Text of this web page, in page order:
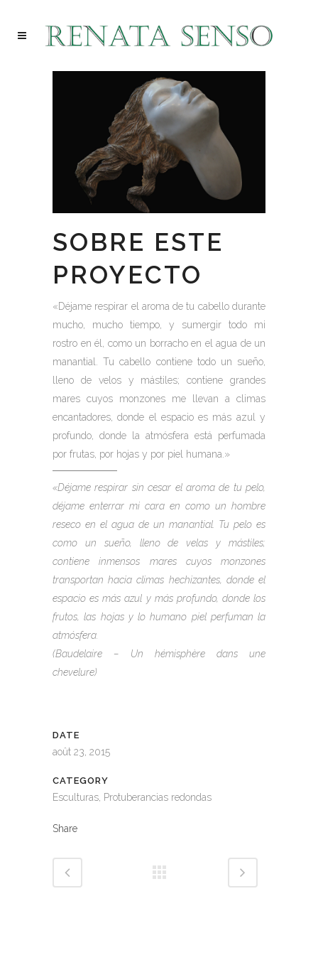
SOBRE ESTE
PROYECTO
«Déjame respirar el aroma de tu cabello durante
mucho, mucho tiempo, y sumergir todo mi
rostro en él, como un borracho en el agua de un
manantial. Tu cabello contiene todo un sueño,
lleno de velos y mástiles; contiene grandes
mares cuyos monzones me llevan a climas
encantadores, donde el espacio es más azul y
profundo, donde la atmósfera está perfumada
por frutas, por hojas y por piel humana.»
«Déjame respirar sin cesar el aroma de tu pelo,
déjame enterrar mi cara en como un hombre
reseco en el agua de un manantial. Tu pelo es
como un sueño, lleno de velas y mástiles;
contieneinmensos mares cuyos monzones
transportan hacia climas hechizantes, donde el
espacio es más azul y más profundo, donde los
frutos, las hojas y lo humano piel perfuman la
atmósfera.
(Baudelaire – Un hémisphère dans une
chevelure)
DATE
août 23, 2015
CATEGORY
Esculturas, Protuberancias redondas
Share